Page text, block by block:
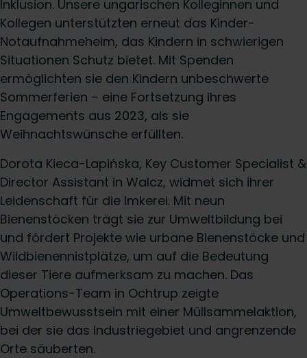
Inklusion. Unsere ungarischen Kolleginnen und
Kollegen unterstützten erneut das Kinder-
Notaufnahmeheim, das Kindern in schwierigen
Situationen Schutz bietet. Mit Spenden
ermöglichten sie den Kindern unbeschwerte
Sommerferien – eine Fortsetzung ihres
Engagements aus 2023, als sie
Weihnachtswünsche erfüllten.
Dorota Kieca-Lapińska, Key Customer Specialist &
Director Assistant in Walcz, widmet sich ihrer
Leidenschaft für die Imkerei. Mit neun
Bienenstöcken trägt sie zur Umweltbildung bei
und fördert Projekte wie urbane Bienenstöcke und
Wildbienennistplätze, um auf die Bedeutung
dieser Tiere aufmerksam zu machen. Das
Operations-Team in Ochtrup zeigte
Umweltbewusstsein mit einer Müllsammelaktion,
bei der sie das Industriegebiet und angrenzende
Orte säuberten.